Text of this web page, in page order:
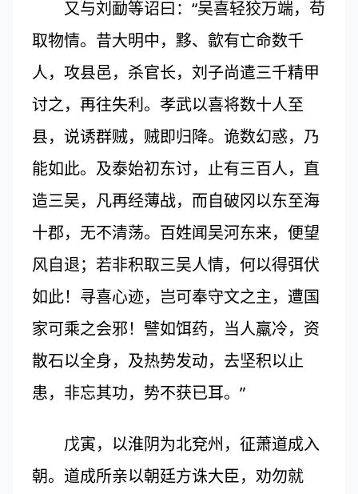
又与刘勔等诏曰：“吴喜轻狡万端，苟
取物情。昔大明中，黟、歙有亡命数千
人，攻县邑，杀官长，刘子尚遣三千精甲
讨之，再往失利。孝武以喜将数十人至
县，说诱群贼，贼即归降。诡数幻惑，乃
能如此。及泰始初东讨，止有三百人，直
造三吴，凡再经薄战，而自破冈以东至海
十郡，无不清荡。百姓闻吴河东来，便望
风自退；若非积取三吴人情，何以得弭伏
如此！寻喜心迹，岂可奉守文之主，遭国
家可乘之会邪！譬如饵药，当人羸冷，资
散石以全身，及热势发动，去坚积以止
患，非忘其功，势不获已耳。”
戊寅，以淮阴为北兗州，征萧道成入
朝。道成所亲以朝廷方诛大臣，劝勿就